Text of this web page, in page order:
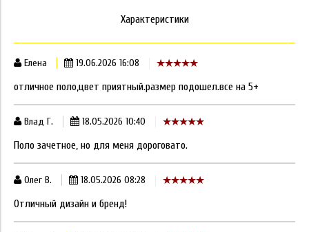
Характеристики
Елена 19.06.2026 16:08
отличное поло,цвет приятный.размер подошел.все на 5+
Влад Г. 18.05.2026 10:40
Поло зачетное, но для меня дороговато.
Олег В. 18.05.2026 08:28
Отличный дизайн и бренд!